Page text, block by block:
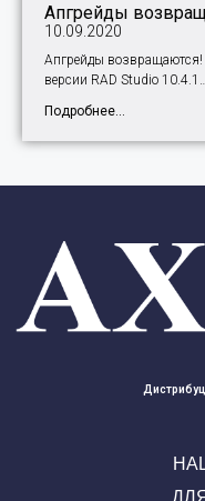
Апгрейды
10.09.2020
Апгрейды
версии RAD Studio 10.4.1…
Подробнее...